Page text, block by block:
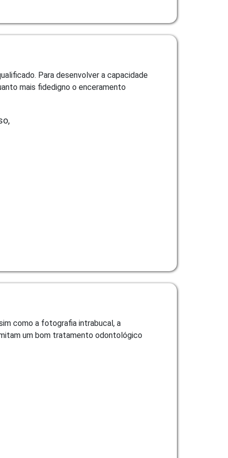
Para desenvolver a capacidade
mais fidedigno o enceramento
como a fotografia intrabucal, a
um bom tratamento odontológico